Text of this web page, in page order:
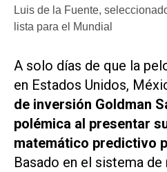
Luis de la Fuente,
lista para el Mundial
A solo días de que la
en Estados Unidos,
de inversión Goldman
polémica al presentar
matemático predictivo
Basado en el sistema